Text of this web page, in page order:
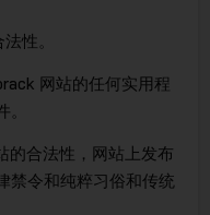
性。
网站的任何实用程
的合法性，网站上发布
禁令和纯粹习俗和传统